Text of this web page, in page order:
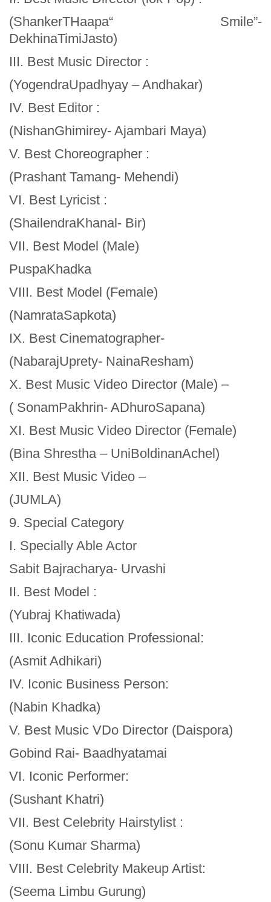
(ShankerTHaapa“ Smile”-
DekhinaTimiJasto)
III. Best Music Director :
(YogendraUpadhyay – Andhakar)
IV. Best Editor :
(NishanGhimirey- Ajambari Maya)
V. Best Choreographer :
(Prashant Tamang- Mehendi)
VI. Best Lyricist :
(ShailendraKhanal- Bir)
VII. Best Model (Male)
PuspaKhadka
VIII. Best Model (Female)
(NamrataSapkota)
IX. Best Cinematographer-
(NabarajUprety- NainaResham)
X. Best Music Video Director (Male) –
( SonamPakhrin- ADhuroSapana)
XI. Best Music Video Director (Female)
(Bina Shrestha – UniBoldinanAchel)
XII. Best Music Video –
(JUMLA)
9. Special Category
I. Specially Able Actor
Sabit Bajracharya- Urvashi
II. Best Model :
(Yubraj Khatiwada)
III. Iconic Education Professional:
(Asmit Adhikari)
IV. Iconic Business Person:
(Nabin Khadka)
V. Best Music VDo Director (Daispora)
Gobind Rai- Baadhyatamai
VI. Iconic Performer:
(Sushant Khatri)
VII. Best Celebrity Hairstylist :
(Sonu Kumar Sharma)
VIII. Best Celebrity Makeup Artist:
(Seema Limbu Gurung)